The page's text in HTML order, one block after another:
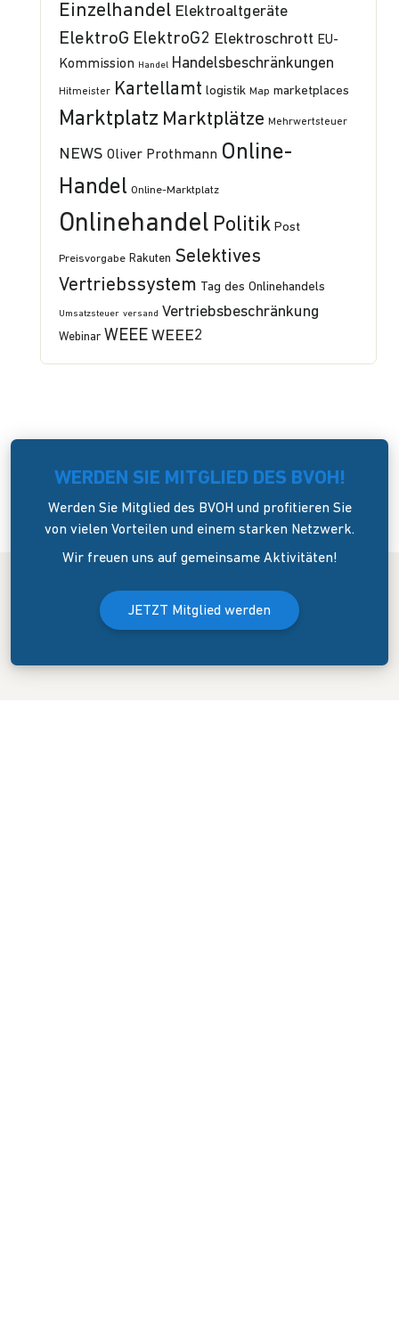
Einzelhandel Elektroaltgeräte
ElektroG ElektroG2 Elektroschrott EU-
Kommission Handel Handelsbeschränkungen
Hitmeister Kartellamt logistik Map marketplaces
Marktplatz Marktplätze Mehrwertsteuer
NEWS Oliver Prothmann Online-
Handel Online-Marktplatz
Onlinehandel Politik Post
Preisvorgabe Rakuten Selektives
Vertriebssystem Tag des Onlinehandels
Umsatzsteuer versand Vertriebsbeschränkung
Webinar WEEE WEEE2
WERDEN SIE MITGLIED DES BVOH!
Werden Sie Mitglied des BVOH und profitieren Sie
von vielen Vorteilen und einem starken Netzwerk.
Wir freuen uns auf gemeinsame Aktivitäten!
JETZT Mitglied werden